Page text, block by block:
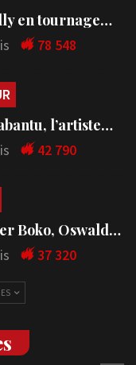
en tournage…
78 548
l’artiste…
42 790
Boko, Oswald…
37 320